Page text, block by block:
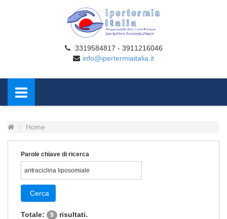
3319584817 - 3911216046
info@ipertermiaitalia.it
Home
Parole chiave di ricerca
Cerca
Totale: 9 risultati.